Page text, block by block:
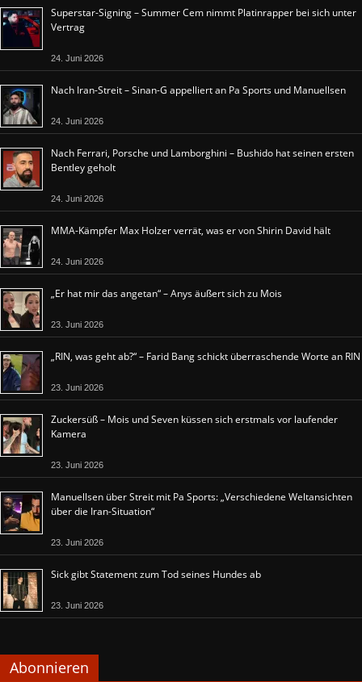
Superstar-Signing – Summer Cem nimmt Platinrapper bei sich unter
Vertrag
24. Juni 2026
Nach Iran-Streit – Sinan-G appelliert an Pa Sports und Manuellsen
24. Juni 2026
Nach Ferrari, Porsche und Lamborghini – Bushido hat seinen ersten
Bentley geholt
24. Juni 2026
MMA-Kämpfer Max Holzer verrät, was er von Shirin David hält
24. Juni 2026
„Er hat mir das angetan“ – Anys äußert sich zu Mois
23. Juni 2026
„RIN, was geht ab?“ – Farid Bang schickt überraschende Worte an RIN
23. Juni 2026
Zuckersüß – Mois und Seven küssen sich erstmals vor laufender
Kamera
23. Juni 2026
Manuellsen über Streit mit Pa Sports: „Verschiedene Weltansichten
über die Iran-Situation“
23. Juni 2026
Sick gibt Statement zum Tod seines Hundes ab
23. Juni 2026
Abonnieren